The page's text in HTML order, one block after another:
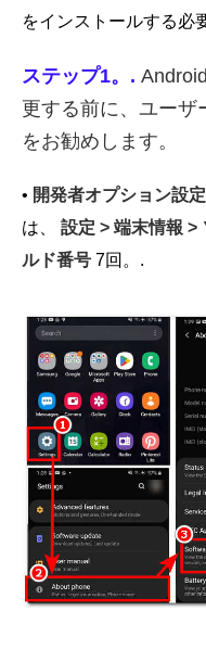
をインストールする必
ステップ1。.
更する前に、ユーザ
をお勧めします。
• 開発者オプション設
は、 設定 > 端末情報 >
ルド番号 7回。.